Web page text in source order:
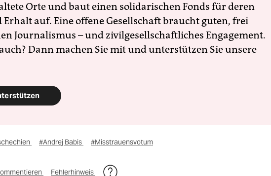
Orte und baut einen solidarischen Fonds für deren
Erhalt auf. Eine offene Gesellschaft braucht guten, frei
Journalismus – und zivilgesellschaftliches Engagement.
Dann machen Sie mit und unterstützen Sie unsere
#Andrej Babis #Misstrauensvotum
Fehlerhinweis